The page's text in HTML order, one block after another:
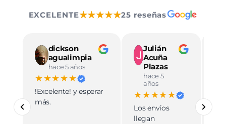
EXCELENTE★★★★★25 reseñas
dickson
agualimpia
hace 5 años
★★★★★
!Excelente! y esperar
más.
Julián
Acuña
Plazas
hace 5
años
★★★★★
Los envíos
llegan